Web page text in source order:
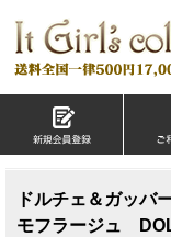
ドルチェ＆ガッ
モフラージュ